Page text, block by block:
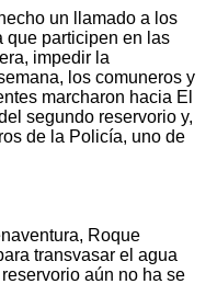
un llamado a los
que participen en las
impedir la
los comuneros y
marcharon hacia El
segundo reservorio y,
de la Policía, uno de
Roque
transvasar el agua
aún no ha se